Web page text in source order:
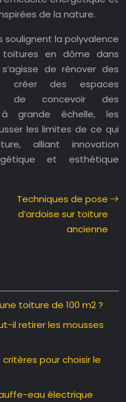
de la nature.
la polyvalence
en dôme dans
de rénover des
créer des espaces
de concevoir des
à grande échelle, les
les limites de ce qui
alliant innovation
et esthétique
Techniques de pose
d’ardoise sur toiture
ancienne
toiture de 100 m2 ?
il retirer les mousses
pour choisir le
eau électrique